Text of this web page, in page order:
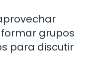
grupos
para discutir